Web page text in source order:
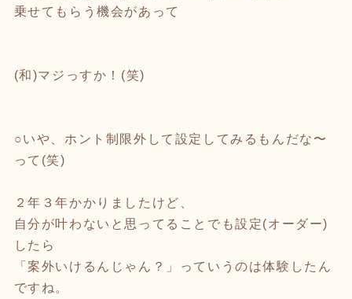
乗せてもらう機会があって
(和)マジっすか！(笑)
○いや、ホント制限外して設定してみるもんだな〜
って(笑)
２年３年かかりましたけど、
自分が叶わないと思ってることでも設定(オーダー)
したら
「案外いけるんじゃん？」っていうのは体験したん
ですね。